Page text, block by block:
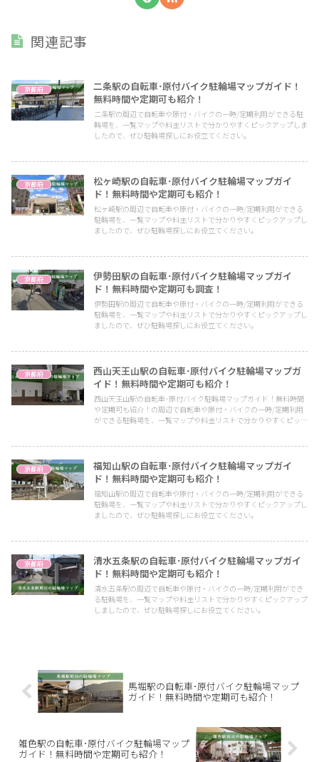
関連記事
京都府
二条駅の自転車･原付バイク駐輪場マップガイド！
無料時間や定期可も紹介！
二条駅の周辺で自転車や原付・バイクの一時/定期利用ができる駐
輪場を、一覧マップや料金リストで分かりやすくピックアップしま
したので、ぜひ駐輪場探しにお役立てください。
京都府
松ヶ崎駅の自転車･原付バイク駐輪場マップガイ
ド！無料時間や定期可も紹介！
松ヶ崎駅の周辺で自転車や原付・バイクの一時/定期利用ができる
駐輪場を、一覧マップや料金リストで分かりやすくピックアップし
ましたので、ぜひ駐輪場探しにお役立てください。
京都府
伊勢田駅の自転車･原付バイク駐輪場マップガイ
ド！無料時間や定期可も調査！
伊勢田駅の周辺で自転車や原付・バイクの一時/定期利用ができる
駐輪場を、一覧マップや料金リストで分かりやすくピックアップし
ましたので、ぜひ駐輪場探しにお役立てください。
京都府
西山天王山駅の自転車･原付バイク駐輪場マップガ
イド！無料時間や定期可も紹介！
西山天王山駅の自転車･原付バイク駐輪場マップガイド！無料時間
や定期可も紹介！の周辺で自転車や原付・バイクの一時/定期利用
ができる駐輪場を、一覧マップや料金リストで分かりやすくピック
京都府
福知山駅の自転車･原付バイク駐輪場マップガイ
ド！無料時間や定期可も紹介！
福知山駅の周辺で自転車や原付・バイクの一時/定期利用ができる
駐輪場を、一覧マップや料金リストで分かりやすくピックアップし
ましたので、ぜひ駐輪場探しにお役立てください。
京都府
清水五条駅の自転車･原付バイク駐輪場マップガイ
ド！無料時間や定期可も紹介！
清水五条駅の周辺で自転車や原付・バイクの一時/定期利用ができ
る駐輪場を、一覧マップや料金リストで分かりやすくピックアップ
しましたので、ぜひ駐輪場探しにお役立てください。
馬堀駅の自転車･原付バイク駐輪場マップ
ガイド！無料時間や定期可も紹介！
雑色駅の自転車･原付バイク駐輪場マップ
ガイド！無料時間や定期可も紹介！